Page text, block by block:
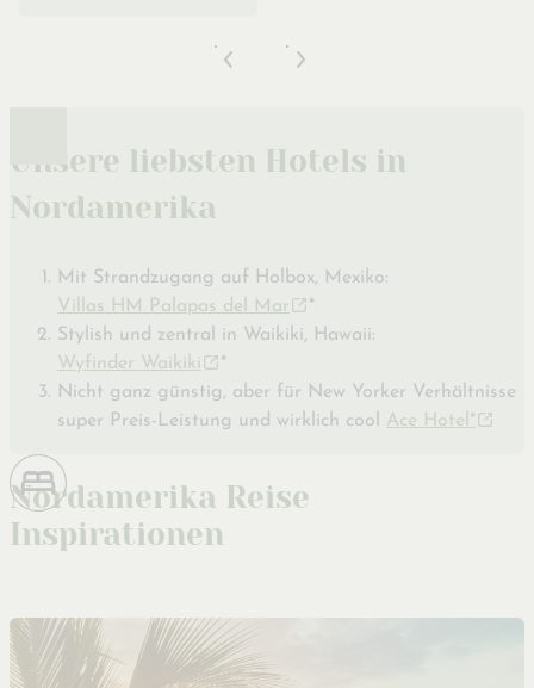
Unsere liebsten Hotels in
Nordamerika
Mit Strandzugang auf Holbox, Mexiko:
Villas HM Palapas del Mar
*
Stylish und zentral in Waikiki, Hawaii:
Wyfinder Waikiki
*
Nicht ganz günstig, aber für New Yorker Verhältnisse
super Preis-Leistung und wirklich cool Ace Hotel*
Nordamerika Reise
Inspirationen